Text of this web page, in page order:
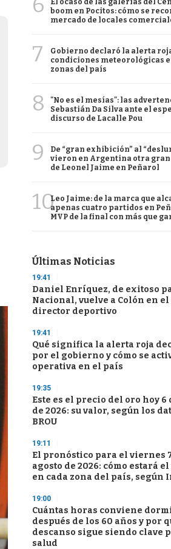
El ocaso de las galerías del
boom en Pocitos: cómo se
mercado de locales
7
Gobierno declaró la alerta
condiciones meteorológicas
zonas del país
8
"No es el mesías": las
Sebastián Da Silva ante el
discurso de Lacalle Pou
9
De “gran exhibición” al
vieron en Argentina otra gran
de Leonel Jaime en Peñarol
10Leo Jaime: de la marca que
apenas cuatro partidos en
MVP de la final con más que
Últimas Noticias
19:41
Daniel Enríquez, de exitoso
Nacional, vuelve a Colón en
director deportivo
19:41
Qué significa la alerta roja
por el gobierno y cómo se
operativa en el país
19:35
Este es el precio del oro hoy 6
de 2026: su valor, según los
BROU
19:11
El pronóstico para el viernes
agosto de 2026: cómo estará
en cada zona del país, según
19:00
Cuántas horas conviene
después de los 60 años y por
descanso sigue siendo clave
salud